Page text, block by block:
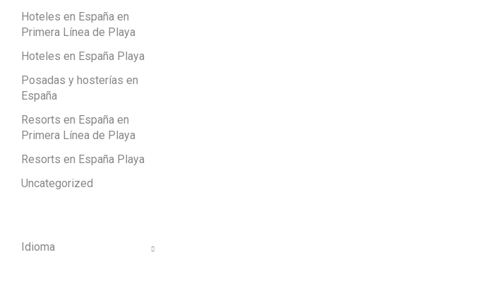
Hoteles en España en
Primera Línea de Playa
Hoteles en España Playa
Posadas y hosterías en
España
Resorts en España en
Primera Línea de Playa
Resorts en España Playa
Uncategorized
Idioma